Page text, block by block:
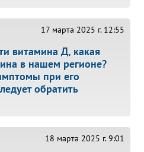
17 марта 2025 г. 12:55
витамина Д, какая
в нашем регионе?
при его
обратить
18 марта 2025 г. 9:01